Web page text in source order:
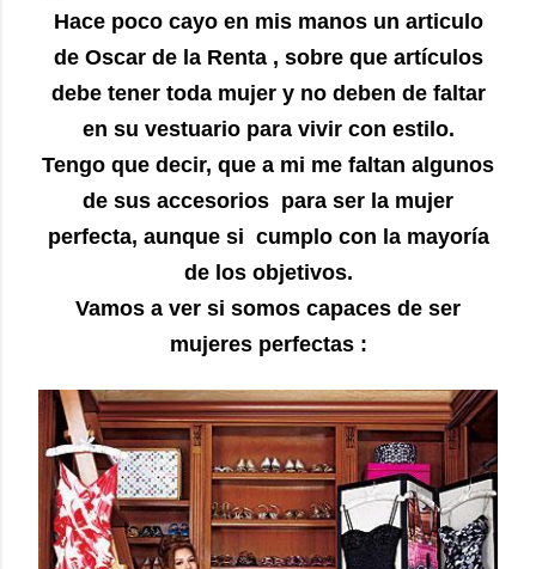
Hace poco cayo en mis manos un articulo
de Oscar de la Renta , sobre que artículos
debe tener toda mujer y no deben de faltar
en su vestuario para vivir con estilo.
Tengo que decir, que a mi me faltan algunos
de sus accesorios para ser la mujer
perfecta, aunque si cumplo con la mayoría
de los objetivos.
Vamos a ver si somos capaces de ser
mujeres perfectas :